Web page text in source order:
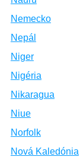
Nemecko
Nepál
Niger
Nigéria
Nikaragua
Niue
Norfolk
Nová Kaledónia